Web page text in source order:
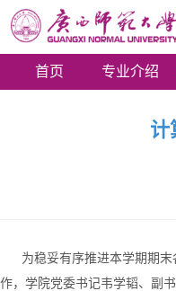
首页 专业介绍
计
为稳妥有序推进本学期期末
作，学院党委书记韦学韬、副